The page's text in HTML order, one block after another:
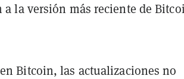
la versión más reciente de
Bitcoin, las actualizaciones no